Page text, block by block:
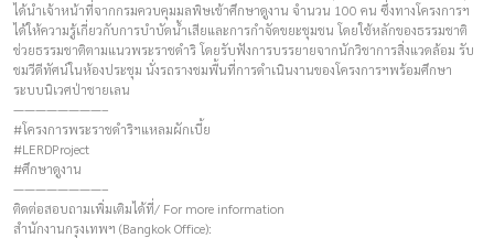
ได้นำเจ้าหน้าที่จากกรมควบคุมมลพิษเข้าศึกษาดูงาน จำนวน 100 คน ซึ่งทางโครงการฯ
ได้ให้ความรู้เกี่ยวกับการบำบัดน้ำเสียและการกำจัดขยะชุมชน โดยใช้หลักของธรรมชาติ
ช่วยธรรมชาติตามแนวพระราชดำริ โดยรับฟังการบรรยายจากนักวิชาการสิ่งแวดล้อม รับ
ชมวีดีทัศน์ในห้องประชุม นั่งรถรางชมพื้นที่การดำเนินงานของโครงการฯพร้อมศึกษา
ระบบนิเวศป่าชายเลน
————————–
#โครงการพระราชดำริฯแหลมผักเบี้ย
#LERDProject
#ศึกษาดูงาน
————————–
ติดต่อสอบถามเพิ่มเติมได้ที่/ For more information
สำนักงานกรุงเทพฯ (Bangkok Office):